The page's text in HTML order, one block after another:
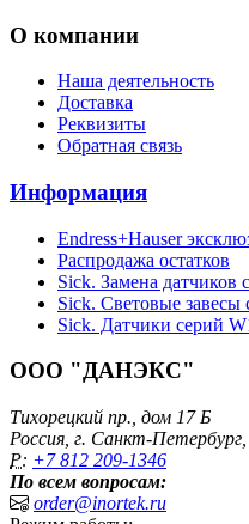
О компании
Наша деятельность
Доставка
Реквизиты
Обратная связь
Информация
Endress+Hauser
Распродажа остатков
Sick. Замена
Sick. Световые
Sick. Датчики серий
ООО "ДАНЭКС"
Тихорецкий пр., дом 17 Б
Россия, г. Санкт-
P: +7 812 209-1346
По всем вопросам:
order@inortek.ru